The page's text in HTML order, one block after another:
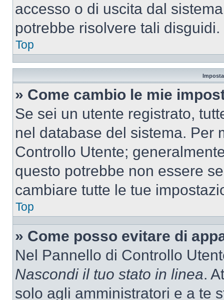
accesso o di uscita dal
potrebbe risolvere tali disguidi.
Top
» Come cambio le mie
Se sei un utente registrato,
nel database del sistema. Per
Controllo Utente;
questo potrebbe non essere
cambiare tutte le tue
Top
» Come posso evitare di
Nel Pannello di Controllo
Nascondi il tuo stato in linea.
solo agli amministratori e a te